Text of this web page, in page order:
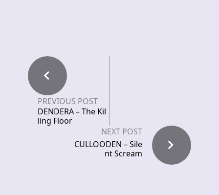
PREVIOUS POST
DENDERA – The Kil
ling Floor
NEXT POST
CULLOODEN – Sile
nt Scream